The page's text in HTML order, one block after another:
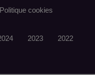
Politique cookies
2023 2022